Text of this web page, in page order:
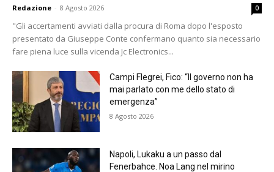
Redazione - 8 Agosto 2026 0
"Gli accertamenti avviati dalla procura di Roma dopo l'esposto
presentato da Giuseppe Conte confermano quanto sia necessario
fare piena luce sulla vicenda Jc Electronics...
Campi Flegrei, Fico: “Il governo non ha
mai parlato con me dello stato di
emergenza”
8 Agosto 2026
Napoli, Lukaku a un passo dal
Fenerbahce. Noa Lang nel mirino